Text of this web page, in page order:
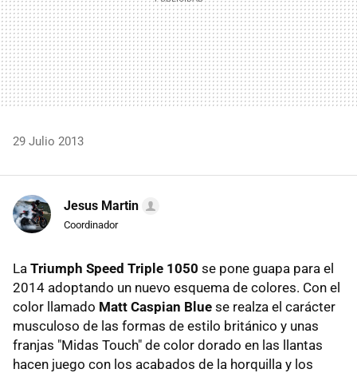
29 Julio 2013
Jesus Martin
Coordinador
La Triumph Speed Triple 1050 se pone guapa para el
2014 adoptando un nuevo esquema de colores. Con el
color llamado Matt Caspian Blue se realza el carácter
musculoso de las formas de estilo británico y unas
franjas "Midas Touch" de color dorado en las llantas
hacen juego con los acabados de la horquilla y los